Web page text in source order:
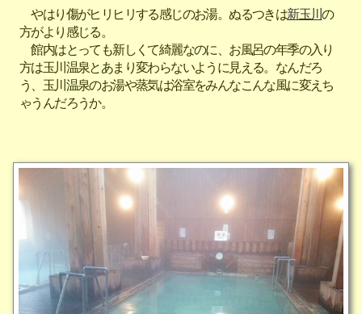
やはり傷がヒリヒリする感じのお湯。ぬるつきは新玉川の
方がより感じる。
館内はとっても新しくて綺麗なのに、お風呂の年季の入り
方は玉川温泉とあまり変わらないように見える。なんだろ
う、玉川温泉のお湯や蒸気は浴室をみんなこんな風に変えち
ゃうんだろうか。